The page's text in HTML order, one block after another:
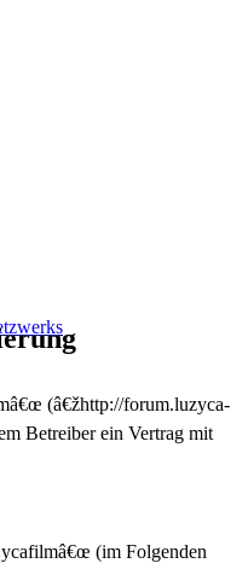
(â€žhttp://forum.luzyca-
Betreiber ein Vertrag mit
(im Folgenden